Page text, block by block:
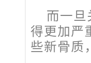
而一
得更加严
些新骨质